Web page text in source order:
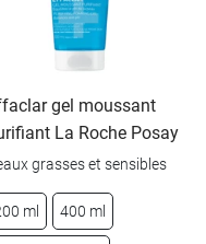
gel moussant
La Roche Posay
grasses et sensibles
ml 400 ml